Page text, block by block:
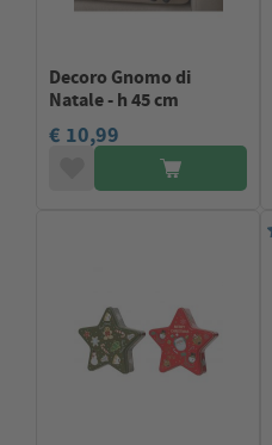
Decoro Gnomo di
Natale - h 45 cm
€ 10,99